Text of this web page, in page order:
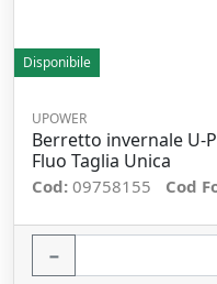
Disponibile
UPOWER
Berretto invernale U-
Fluo Taglia Unica
Cod: 09758155 Cod
−